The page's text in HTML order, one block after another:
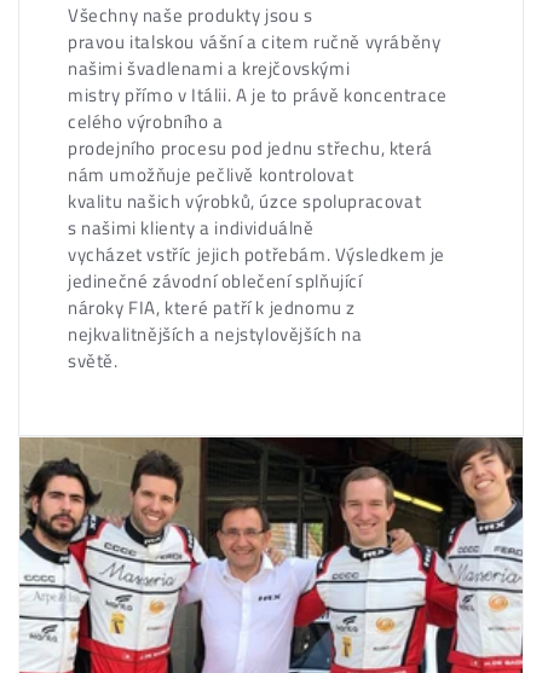
Všechny naše produkty jsou s
pravou italskou vášní a citem ručně vyráběny
našimi švadlenami a krejčovskými
mistry přímo v Itálii. A je to právě koncentrace
celého výrobního a
prodejního procesu pod jednu střechu, která
nám umožňuje pečlivě kontrolovat
kvalitu našich výrobků, úzce spolupracovat
s našimi klienty a individuálně
vycházet vstříc jejich potřebám. Výsledkem je
jedinečné závodní oblečení splňující
nároky FIA, které patří k jednomu z
nejkvalitnějších a nejstylovějších na
světě.